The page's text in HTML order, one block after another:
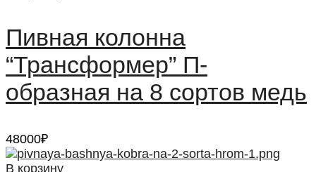
Пивная колонна
“Трансформер” П-
образная на 8 сортов медь
48000₽
В корзину